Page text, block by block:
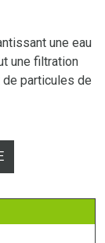
une eau
une filtration
particules de